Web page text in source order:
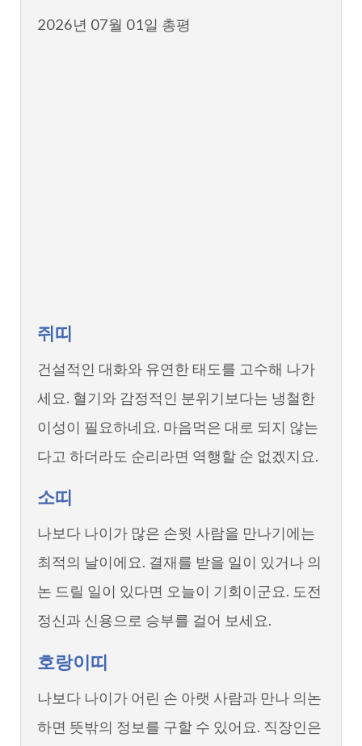
2026년 07월 01일 총평
쥐띠
건설적인 대화와 유연한 태도를 고수해 나가
세요. 혈기와 감정적인 분위기보다는 냉철한
이성이 필요하네요. 마음먹은 대로 되지 않는
다고 하더라도 순리라면 역행할 순 없겠지요.
소띠
나보다 나이가 많은 손윗 사람을 만나기에는
최적의 날이에요. 결재를 받을 일이 있거나 의
논 드릴 일이 있다면 오늘이 기회이군요. 도전
정신과 신용으로 승부를 걸어 보세요.
호랑이띠
나보다 나이가 어린 손 아랫 사람과 만나 의논
하면 뜻밖의 정보를 구할 수 있어요. 직장인은